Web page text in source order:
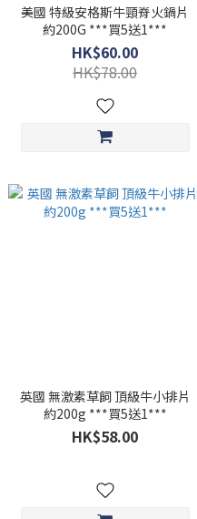
美國 特級安格斯牛頸脊火鍋片
約200G ***買5送1***
HK$60.00
HK$78.00
英國 無激素草飼 頂級牛小排片
約200g ***買5送1***
HK$58.00